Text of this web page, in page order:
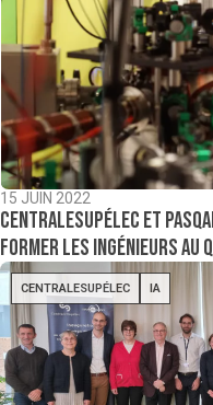
15 JUIN 2022
CentraleSupélec et
former les ingénieurs au
CENTRALESUPÉLEC IA